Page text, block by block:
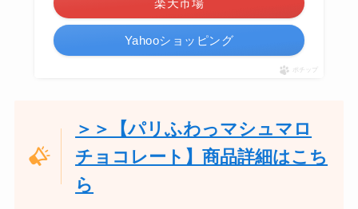
Yahooショッピング
ポチップ
＞＞【パリふわっマシュマロ
チョコレート】商品詳細はこち
ら